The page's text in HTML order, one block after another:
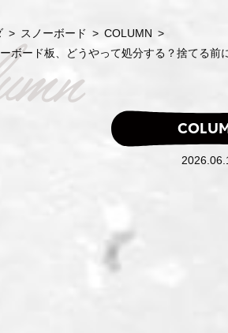
> スノーボード > COLUMN >
ボード板、どうやって処分する？捨てる前